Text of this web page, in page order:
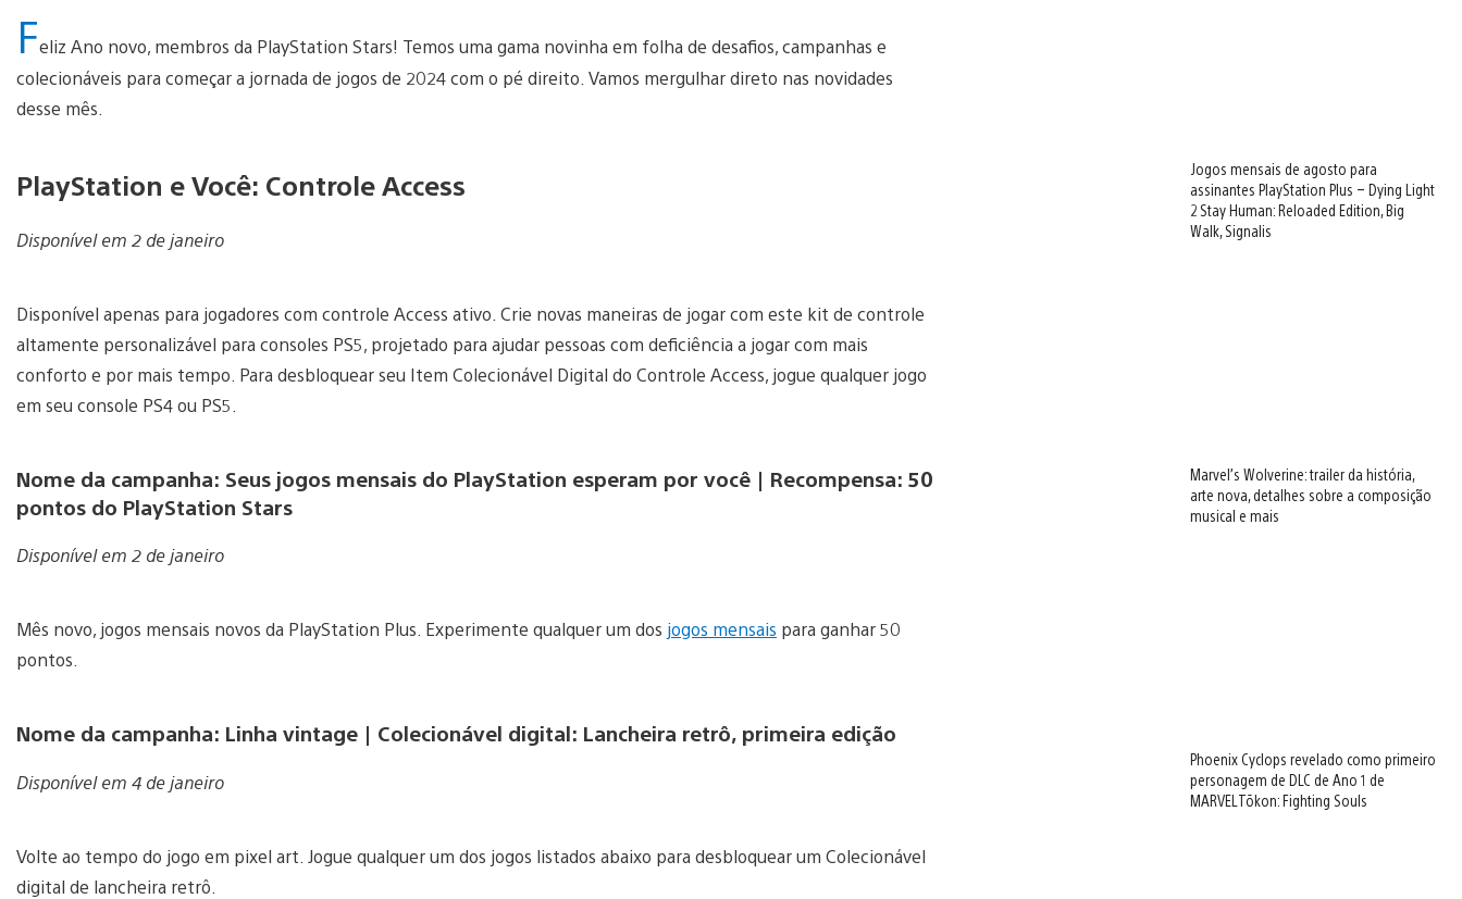
Feliz Ano novo, membros da PlayStation Stars! Temos uma gama novinha em folha de desafios, campanhas e
colecionáveis para começar a jornada de jogos de 2024 com o pé direito. Vamos mergulhar direto nas novidades
desse mês.
PlayStation e Você: Controle Access
Disponível em 2 de janeiro
Disponível apenas para jogadores com controle Access ativo. Crie novas maneiras de jogar com este kit de controle
altamente personalizável para consoles PS5, projetado para ajudar pessoas com deficiência a jogar com mais
conforto e por mais tempo. Para desbloquear seu Item Colecionável Digital do Controle Access, jogue qualquer jogo
em seu console PS4 ou PS5.
Nome da campanha: Seus jogos mensais do PlayStation esperam por você | Recompensa: 50
pontos do PlayStation Stars
Disponível em 2 de janeiro
Mês novo, jogos mensais novos da PlayStation Plus. Experimente qualquer um dos jogos mensais para ganhar 50
pontos.
Nome da campanha: Linha vintage | Colecionável digital: Lancheira retrô, primeira edição
Disponível em 4 de janeiro
Volte ao tempo do jogo em pixel art. Jogue qualquer um dos jogos listados abaixo para desbloquear um Colecionável
digital de lancheira retrô.
Jogos mensais de agosto para
assinantes PlayStation Plus – Dying Light
2 Stay Human: Reloaded Edition, Big
Walk, Signalis
Marvel’s Wolverine: trailer da história,
arte nova, detalhes sobre a composição
musical e mais
Phoenix Cyclops revelado como primeiro
personagem de DLC de Ano 1 de
MARVEL Tōkon: Fighting Souls